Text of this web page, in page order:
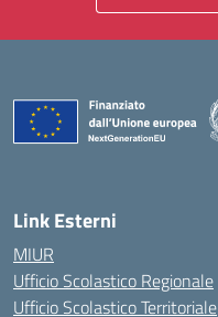
Link Esterni
MIUR
Ufficio Scolastico Regionale
Ufficio Scolastico Territoriale